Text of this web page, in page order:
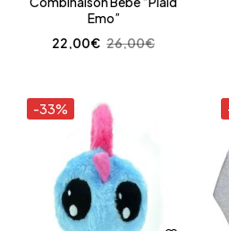
Emo”
26,00€
22,00€
-33%